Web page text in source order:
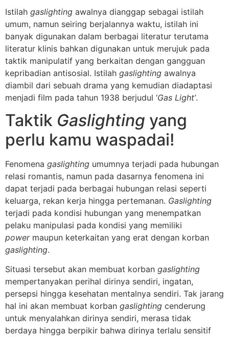
Istilah gaslighting awalnya dianggap sebagai istilah
umum, namun seiring berjalannya waktu, istilah ini
banyak digunakan dalam berbagai literatur terutama
literatur klinis bahkan digunakan untuk merujuk pada
taktik manipulatif yang berkaitan dengan gangguan
kepribadian antisosial. Istilah gaslighting awalnya
diambil dari sebuah drama yang kemudian diadaptasi
menjadi film pada tahun 1938 berjudul ‘Gas Light’.
Taktik Gaslighting yang
perlu kamu waspadai!
Fenomena gaslighting umumnya terjadi pada hubungan
relasi romantis, namun pada dasarnya fenomena ini
dapat terjadi pada berbagai hubungan relasi seperti
keluarga, rekan kerja hingga pertemanan. Gaslighting
terjadi pada kondisi hubungan yang menempatkan
pelaku manipulasi pada kondisi yang memiliki
powermaupun keterkaitan yang erat dengan korban
gaslighting.
Situasi tersebut akan membuat korban gaslighting
mempertanyakan perihal dirinya sendiri, ingatan,
persepsi hingga kesehatan mentalnya sendiri. Tak jarang
hal ini akan membuat korban gaslighting cenderung
untuk menyalahkan dirinya sendiri, merasa tidak
berdaya hingga berpikir bahwa dirinya terlalu sensitif